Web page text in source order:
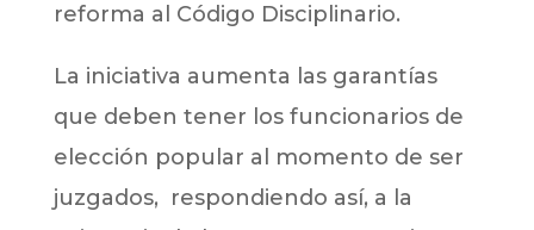
reforma al Código Disciplinario.
La iniciativa aumenta las garantías
que deben tener los funcionarios de
elección popular al momento de ser
juzgados, respondiendo así, a la